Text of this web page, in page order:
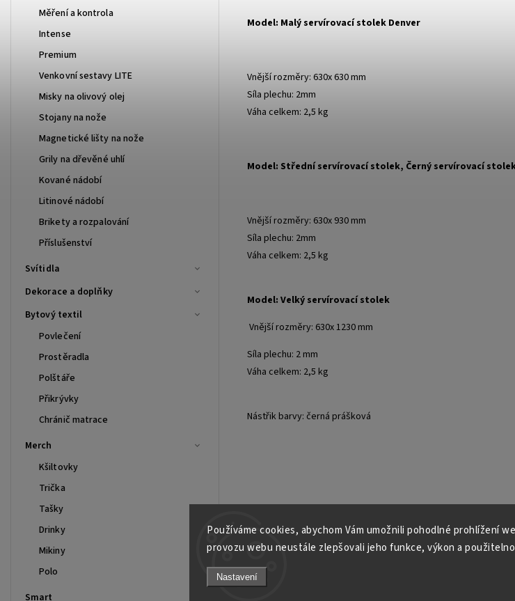
Používáme cookies, abychom Vám umožnili pohodlné prohlížení
provozu webu neustále zlepšovali jeho funkce, výkon a
Nastavení
Měření a kontrola
Intense
Premium
Venkovní sestavy LITE
Misky na olivový olej
Stojany na nože
Magnetické lišty na nože
Grily na dřevěné uhlí
Kované nádobí
Litinové nádobí
Brikety a rozpalování
Příslušenství
Svítidla
Dekorace a doplňky
Bytový textil
Povlečení
Prostěradla
Polštáře
Přikrývky
Chránič matrace
Merch
Kšiltovky
Trička
Tašky
Drinky
Mikiny
Polo
Smart
Model: Malý servírovací stolek Denver
Vnější rozměry: 630x 630 mm
Síla plechu: 2mm
Váha celkem: 2,5 kg
Model: Střední servírovací stolek, Černý servírovací
Vnější rozměry: 630x 930 mm
Síla plechu: 2mm
Váha celkem: 2,5 kg
Model: Velký servírovací stolek
Vnější rozměry: 630x 1230 mm
Síla plechu: 2 mm
Váha celkem: 2,5 kg
Nástřik barvy: černá prášková